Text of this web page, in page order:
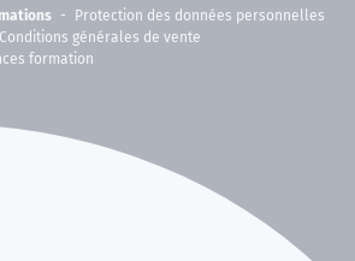
Protection des données personnelles
Conditions générales de vente
formation